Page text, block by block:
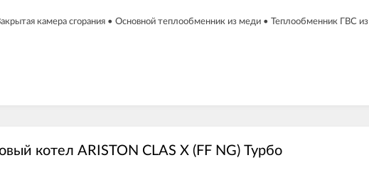
камера сгорания • Основной теплообменник из меди • Теплообменник ГВС из
котел ARISTON CLAS X (FF NG) Турбо